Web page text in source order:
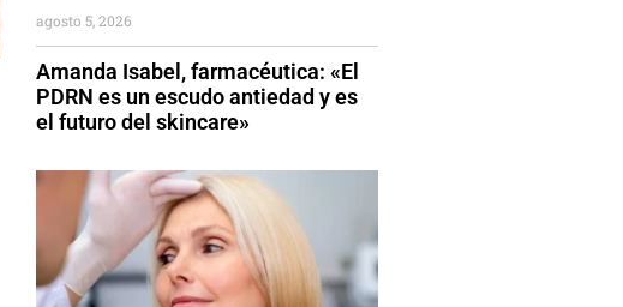
Amanda Isabel, farmacéutica: «El
PDRN es un escudo antiedad y es
el futuro del skincare»
agosto 5, 2026